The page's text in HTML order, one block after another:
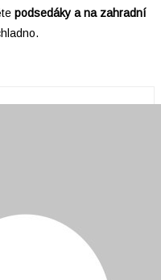
podsedáky a na zahradní